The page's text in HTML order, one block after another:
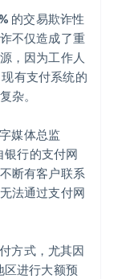
的交易欺诈性
不仅造成了重
，因为工作人
有支付系统的
杂。
媒体总监
行的支付网
断有客户联系
法通过支付网
方式，尤其因
进行大额预